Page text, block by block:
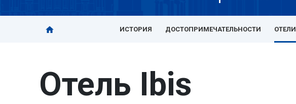
ИСТОРИЯ ДОСТОПРИМЕЧАТЕЛЬНОСТИ ОТЕЛИ
Отель Ibis